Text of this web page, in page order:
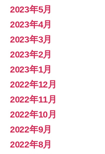
2023年5月
2023年4月
2023年3月
2023年2月
2023年1月
2022年12月
2022年11月
2022年10月
2022年9月
2022年8月